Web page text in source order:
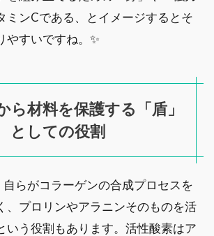
ミンCである、とイメージするとそ
やすいですね。✨
ら材料を保護する「盾」
としての役割
自らがコラーゲンの合成プロセスを
、プロリンやアラニンそのものを活
いう役割もあります。活性酸素はア